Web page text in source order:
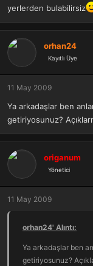
yerlerden bulabilirsiz
orhan24
Kayıtlı Üye
11 May 2009
Ya arkadaşlar ben
getiriyosunuz?
origanum
Yönetici
11 May 2009
orhan24' Alıntı:
Ya arkadaşlar ben
getiriyosunuz?